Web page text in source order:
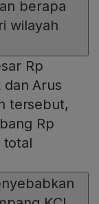
berapa
wilayah
Rp
Arus
tersebut,
Rp
total